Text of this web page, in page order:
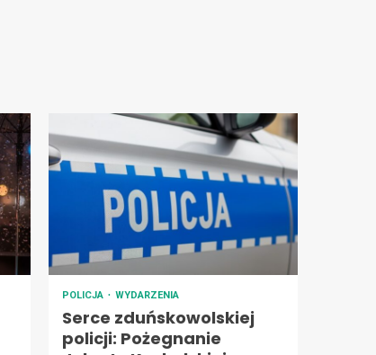
POLICJA WYDARZENIA
Serce zduńskowolskiej
policji: Pożegnanie